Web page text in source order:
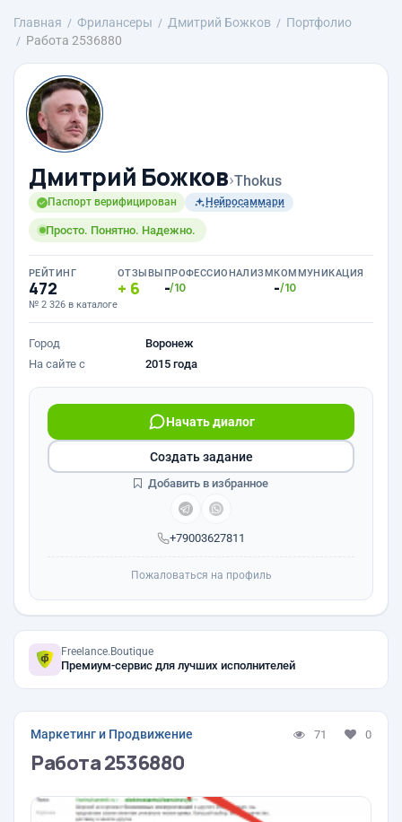
Главная Фрилансеры Дмитрий Божков
Портфолио
Работа 2536880
Дмитрий Божков›Thokus
Паспорт верифицирован Нейросаммари
Просто. Понятно. Надежно.
РЕЙТИНГ
472
№ 2 326 в каталоге
ОТЗЫВЫ
6
ПРОФЕССИОНАЛИЗМ
-/10
КОММУНИКАЦИЯ
-/10
Город
Воронеж
На сайте с
2015 года
+79003627811
Начать диалог
Создать задание
Добавить в избранное
Пожаловаться на профиль
Freelance.Boutique
Премиум-сервис для лучших исполнителей
Маркетинг и Продвижение 71 0
Работа 2536880